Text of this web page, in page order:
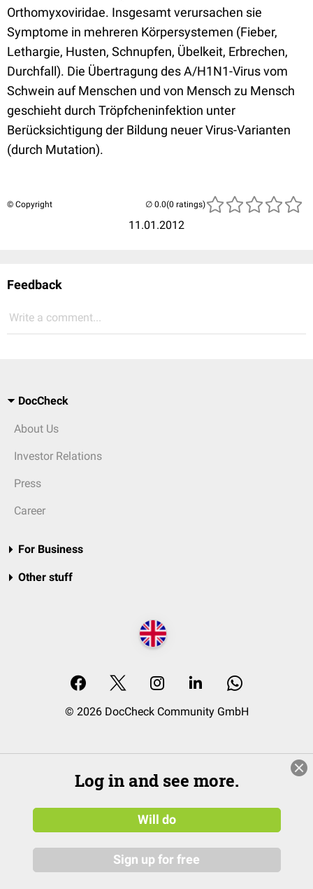
Orthomyxoviridae. Insgesamt verursachen sie
Symptome in mehreren Körpersystemen (Fieber,
Lethargie, Husten, Schnupfen, Übelkeit, Erbrechen,
Durchfall). Die Übertragung des A/H1N1-Virus vom
Schwein auf Menschen und von Mensch zu Mensch
geschieht durch Tröpfcheninfektion unter
Berücksichtigung der Bildung neuer Virus-Varianten
(durch Mutation).
© Copyright
11.01.2012
(0 ratings)
Feedback
Write a comment...
DocCheck
About Us
Investor Relations
Press
Career
For Business
Other stuff
© 2026 DocCheck Community GmbH
Log in and see more.
Will do
Sign up for free